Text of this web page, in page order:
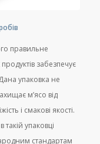
правильне
забезпечує
упаковка не
м’ясо від
і смакові якості.
упаковці
стандартам